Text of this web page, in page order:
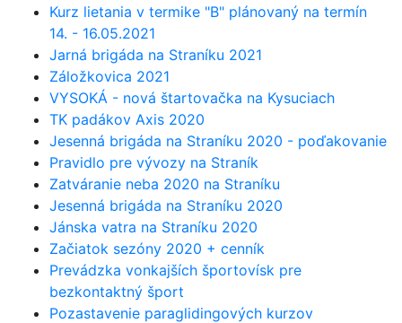
Kurz lietania v termike "B" plánovaný na termín
14. - 16.05.2021
Jarná brigáda na Straníku 2021
Záložkovica 2021
VYSOKÁ - nová štartovačka na Kysuciach
TK padákov Axis 2020
Jesenná brigáda na Straníku 2020 - poďakovanie
Pravidlo pre vývozy na Straník
Zatváranie neba 2020 na Straníku
Jesenná brigáda na Straníku 2020
Jánska vatra na Straníku 2020
Začiatok sezóny 2020 + cenník
Prevádzka vonkajších športovísk pre
bezkontaktný šport
Pozastavenie paraglidingových kurzov